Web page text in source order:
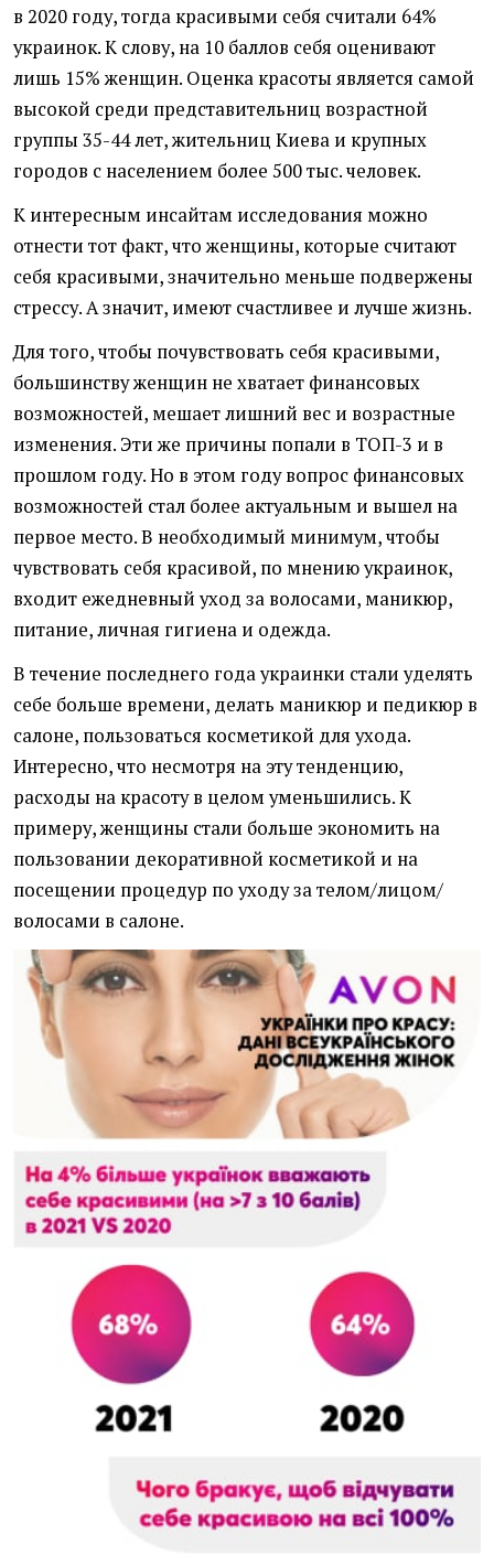
в 2020 году, тогда красивыми себя считали 64%
украинок. К слову, на 10 баллов себя оценивают
лишь 15% женщин. Оценка красоты является самой
высокой среди представительниц возрастной
группы 35-44 лет, жительниц Киева и крупных
городов с населением более 500 тыс. человек.
К интересным инсайтам исследования можно
отнести тот факт, что женщины, которые считают
себя красивыми, значительно меньше подвержены
стрессу. А значит, имеют счастливее и лучше жизнь.
Для того, чтобы почувствовать себя красивыми,
большинству женщин не хватает финансовых
возможностей, мешает лишний вес и возрастные
изменения. Эти же причины попали в ТОП-3 и в
прошлом году. Но в этом году вопрос финансовых
возможностей стал более актуальным и вышел на
первое место. В необходимый минимум, чтобы
чувствовать себя красивой, по мнению украинок,
входит ежедневный уход за волосами, маникюр,
питание, личная гигиена и одежда.
В течение последнего года украинки стали уделять
себе больше времени, делать маникюр и педикюр в
салоне, пользоваться косметикой для ухода.
Интересно, что несмотря на эту тенденцию,
расходы на красоту в целом уменьшились. К
примеру, женщины стали больше экономить на
пользовании декоративной косметикой и на
посещении процедур по уходу за телом/лицом/
волосами в салоне.